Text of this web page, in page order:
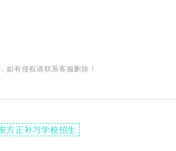
如有侵权请联系客服删除！
方正补习学校招生